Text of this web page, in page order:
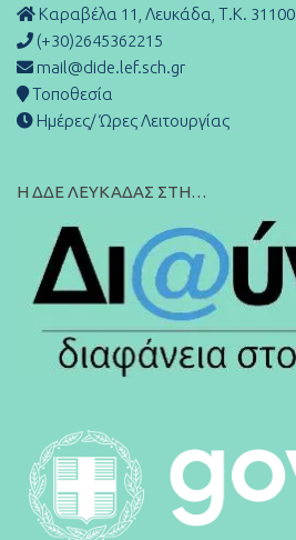
Καραβέλα 11, Λευκάδα, Τ.Κ. 31100
(+30)2645362215
mail@dide.lef.sch.gr
Τοποθεσία
Ημέρες/ Ώρες Λειτουργίας
Η ΔΔΕ ΛΕΥΚΑΔΑΣ ΣΤΗ…